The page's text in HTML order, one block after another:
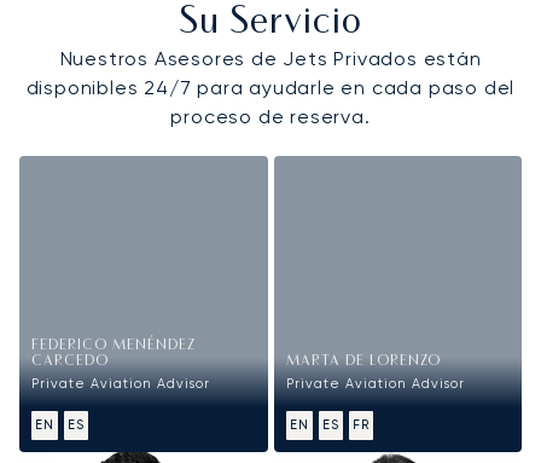
Su Servicio
Nuestros Asesores de Jets Privados están
disponibles 24/7 para ayudarle en cada paso del
proceso de reserva.
FEDERICO MENÉNDEZ
CARCEDO
Private Aviation Advisor
EN ES
MARTA DE LORENZO
Private Aviation Advisor
EN ES FR